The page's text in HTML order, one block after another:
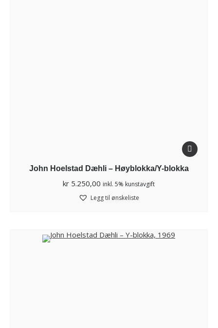
John Hoelstad Dæhli – Høyblokka/Y-blokka
kr 5.250,00 inkl. 5% kunstavgift
Legg til ønskeliste